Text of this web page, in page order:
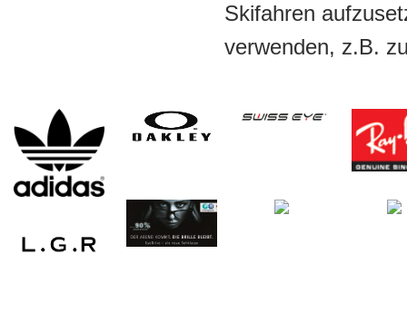
Skifahren
verwenden, z.B.